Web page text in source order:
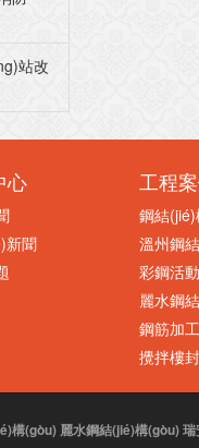
站改
心
新聞
工程
鋼結
溫州鋼
彩鋼活
麗水鋼
鋼筋加
攪拌樓
構(gòu) 麗水鋼結(jié)構(gòu)